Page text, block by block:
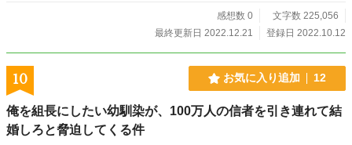
感想数 0
文字数 225,056
最終更新日 2022.12.21
登録日 2022.10.12
10 お気に入り追加 12
俺を組長にしたい幼馴染が、100万人の信者を引き連れて結
婚しろと脅迫してくる件